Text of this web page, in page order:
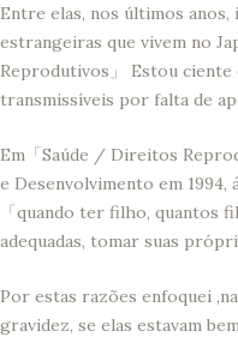
Entre elas, nos últimos
estrangeiras que vivem no
Reprodutivos」 Estou ciente
transmissíveis por falta de
Em「Saúde / Direitos
e Desenvolvimento em
「quando ter filho, quantos
adequadas, tomar suas
Por estas razões enfoquei
gravidez, se elas estavam